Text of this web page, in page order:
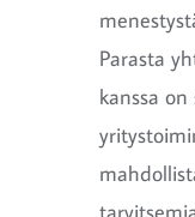
Parasta
kanssa